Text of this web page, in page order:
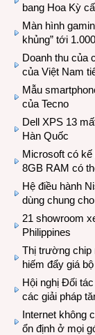
bang Hoa Kỳ
Màn hình
khủng” tới
Doanh thu của
của Việt Nam
Mẫu
của Tecno
Dell XPS 13
Hàn Quốc
Microsoft có kế
8GB RAM có
Hệ điều hành
dùng chung
21 showroom
Philippines
Thị trường chip
hiếm đẩy giá
Hội nghị Đối
các giải pháp
Internet không
ổn định ở mọi